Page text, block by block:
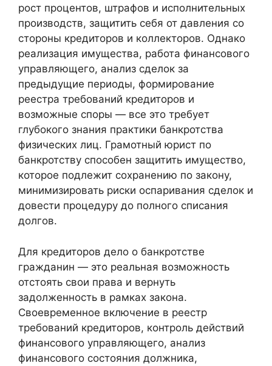
рост процентов, штрафов и исполнительных
производств, защитить себя от давления со
стороны кредиторов и коллекторов. Однако
реализация имущества, работа финансового
управляющего, анализ сделок за
предыдущие периоды, формирование
реестра требований кредиторов и
возможные споры — все это требует
глубокого знания практики банкротства
физических лиц. Грамотный юрист по
банкротству способен защитить имущество,
которое подлежит сохранению по закону,
минимизировать риски оспаривания сделок и
довести процедуру до полного списания
долгов.
Для кредиторов дело о банкротстве
гражданин — это реальная возможность
отстоять свои права и вернуть
задолженность в рамках закона.
Своевременное включение в реестр
требований кредиторов, контроль действий
финансового управляющего, анализ
финансового состояния должника,